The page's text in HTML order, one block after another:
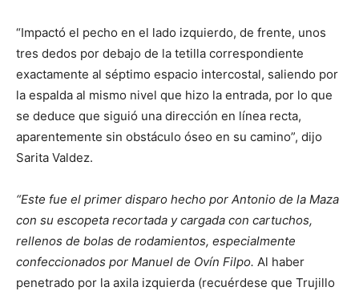
“Impactó el pecho en el lado izquierdo, de frente, unos
tres dedos por debajo de la tetilla correspondiente
exactamente al séptimo espacio intercostal, saliendo por
la espalda al mismo nivel que hizo la entrada, por lo que
se deduce que siguió una dirección en línea recta,
aparentemente sin obstáculo óseo en su camino”, dijo
Sarita Valdez.
“Este fue el primer disparo hecho por Antonio de la Maza
con su escopeta recortada y cargada con cartuchos,
rellenos de bolas de rodamientos, especialmente
confeccionados por Manuel de Ovín Filpo. Al haber
penetrado por la axila izquierda (recuérdese que Trujillo